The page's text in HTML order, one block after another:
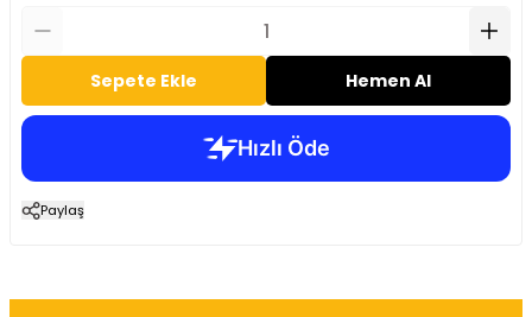
Sepete Ekle Hemen Al
Paylaş